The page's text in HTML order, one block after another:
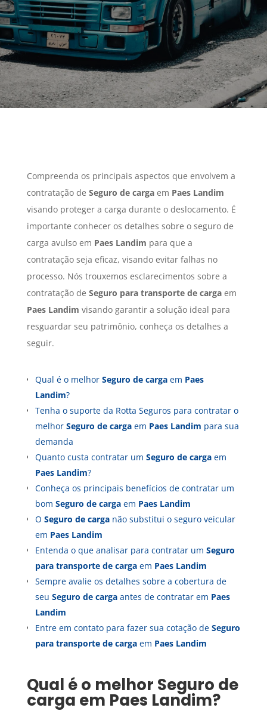
Compreenda os principais aspectos que envolvem a
contratação de Seguro de cargaem Paes Landim
visando proteger a carga durante o deslocamento. É
importante conhecer os detalhes sobre o seguro de
carga avulso em Paes Landim para que a
contratação seja eficaz, visando evitar falhas no
processo. Nós trouxemos esclarecimentos sobre a
contratação de Seguro para transporte de cargaem
Paes Landim visando garantir a solução ideal para
resguardar seu patrimônio, conheça os detalhes a
seguir.
Qual é o melhor Seguro de cargaem Paes
Landim?
Tenha o suporte da Rotta Seguros para contratar o
melhor Seguro de cargaem Paes Landim para sua
demanda
Quanto custa contratar um Seguro de cargaem
Paes Landim?
Conheça os principais benefícios de contratar um
bom Seguro de cargaem Paes Landim
O Seguro de carganão substitui o seguro veicular
em Paes Landim
Entenda o que analisar para contratar um Seguro
para transporte de cargaem Paes Landim
Sempre avalie os detalhes sobre a cobertura de
seu Seguro de cargaantes de contratar em Paes
Landim
Entre em contato para fazer sua cotação de Seguro
para transporte de cargaem Paes Landim
Qual é o melhor Seguro de
carga em Paes Landim?